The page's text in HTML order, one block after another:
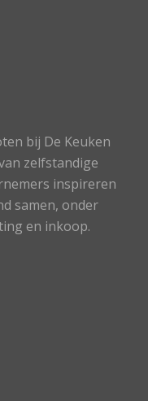
bij De Keuken
zelfstandige
inspireren
samen, onder
en inkoop.